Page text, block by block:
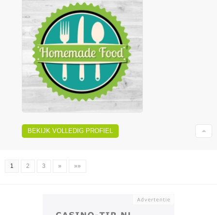
BEKIJK VOLLEDIG PROFIEL
1 2 3 » »»